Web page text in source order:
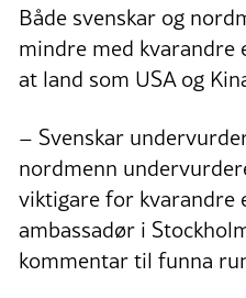
Både svenskar og
mindre med kvarandre
at land som USA og
– Svenskar
nordmenn
viktigare for kvarandre
ambassadør i
kommentar til funna